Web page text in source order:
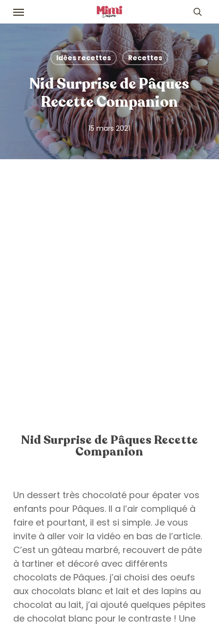
SkipMenu
Idées recettes Recettes
Nid Surprise de Pâques
Recette Companion
15 mars 2021
Nid Surprise de Pâques Recette
Companion
Un dessert très chocolaté pour épater vos
enfants pour Pâques. Il a l’air compliqué à
faire et pourtant, il est si simple. Je vous
invite à aller voir la vidéo en bas de l’article.
C’est un gâteau marbré, recouvert de pâte
à tartiner et décoré avec différents
chocolats de Pâques. j’ai choisi des oeufs
aux chocolats blanc et lait et des lapins au
chocolat au lait, j’ai ajouté quelques pépites
de chocolat blanc pour le contraste ! Une